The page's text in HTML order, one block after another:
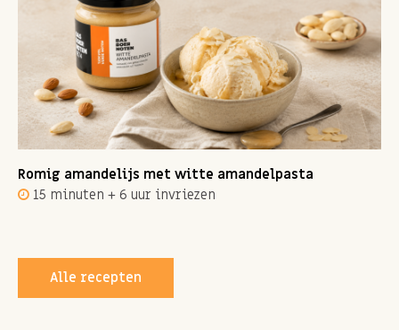
Romig amandelijs met witte amandelpasta
15 minuten + 6 uur invriezen
Alle recepten